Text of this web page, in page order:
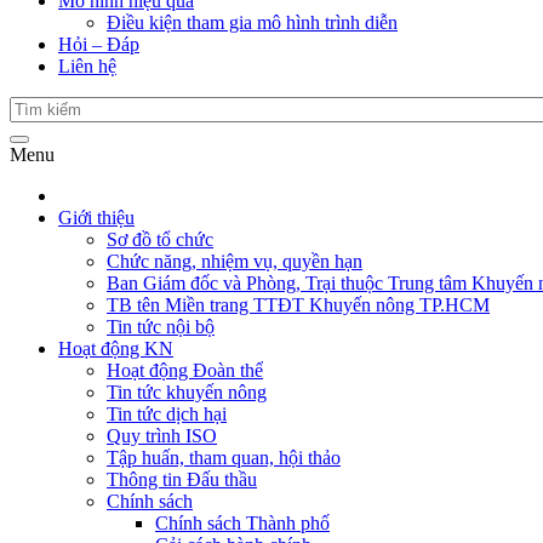
Điều kiện tham gia mô hình trình diễn
Hỏi – Đáp
Liên hệ
Menu
Giới thiệu
Sơ đồ tổ chức
Chức năng, nhiệm vụ, quyền hạn
Ban Giám đốc và Phòng, Trại thuộc Trung tâm Khuyến
TB tên Miền trang TTĐT Khuyến nông TP.HCM
Tin tức nội bộ
Hoạt động KN
Hoạt động Đoàn thể
Tin tức khuyến nông
Tin tức dịch hại
Quy trình ISO
Tập huấn, tham quan, hội thảo
Thông tin Đấu thầu
Chính sách
Chính sách Thành phố